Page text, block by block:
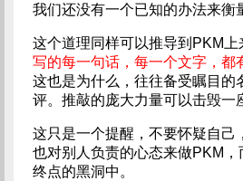
我们还没有一个已知的办法来衡
这个道理同样可以推导到PKM上
写的每一句话，每一个文字，都
这也是为什么，往往备受瞩目的
评。推敲的庞大力量可以击毁一
这只是一个提醒，不要怀疑自己
也对别人负责的心态来做PKM
终点的黑洞中。